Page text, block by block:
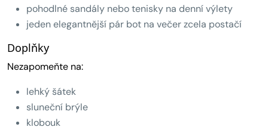
pohodlné sandály nebo tenisky na denní výlety
jeden elegantnější pár bot na večer zcela postačí
Doplňky
Nezapomeňte na:
lehký šátek
sluneční brýle
klobouk